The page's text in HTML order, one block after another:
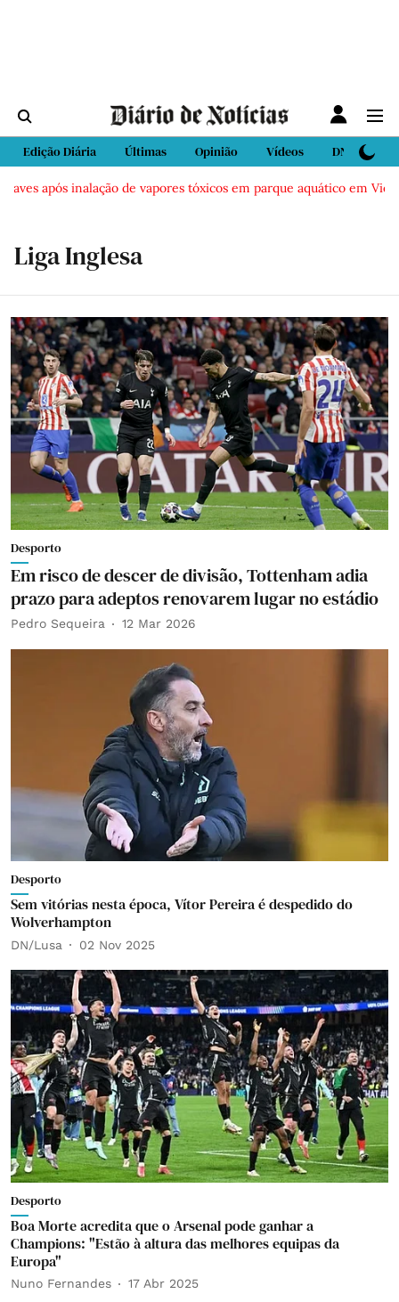
Edição Diária Últimas Opinião Vídeos DN Sport
inalação de vapores tóxicos em parque aquático em Vieira de
Liga Inglesa
Desporto
Em risco de descer de divisão, Tottenham adia
prazo para adeptos renovarem lugar no estádio
Pedro Sequeira 12 Mar 2026
Desporto
Sem vitórias nesta época, Vítor Pereira é despedido do
Wolverhampton
DN/Lusa 02 Nov 2025
Desporto
Boa Morte acredita que o Arsenal pode ganhar a
Champions: "Estão à altura das melhores equipas da
Europa"
Nuno Fernandes 17 Abr 2025